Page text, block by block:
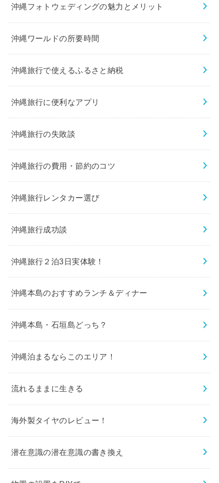
沖縄フォトウェディングの魅力とメリット
沖縄ワールドの所要時間
沖縄旅行で使えるふるさと納税
沖縄旅行に便利なアプリ
沖縄旅行の失敗談
沖縄旅行の費用・節約のコツ
沖縄旅行レンタカー選び
沖縄旅行成功談
沖縄旅行２泊3日実体験！
沖縄本島のおすすめランチ＆ディナー
沖縄本島・石垣島どっち？
沖縄泊まるならこのエリア！
流れるままに生きる
海外製タイヤのレビュー！
潜在意識の潜在意識の書き換え